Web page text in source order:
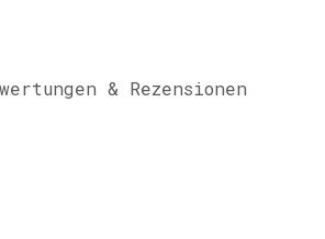
& Rezensionen